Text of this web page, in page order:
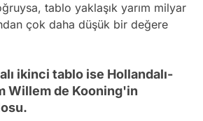
tablo yaklaşık yarım milyar
çok daha düşük bir değere
ikinci tablo ise Hollandalı-
Willem de Kooning'in